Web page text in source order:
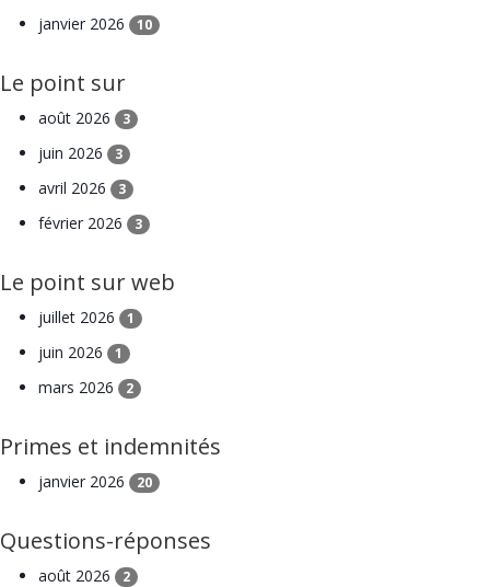
janvier 2026 10
Le point sur
août 2026 3
juin 2026 3
avril 2026 3
février 2026 3
Le point sur web
juillet 2026 1
juin 2026 1
mars 2026 2
Primes et indemnités
janvier 2026 20
Questions-réponses
août 2026 2